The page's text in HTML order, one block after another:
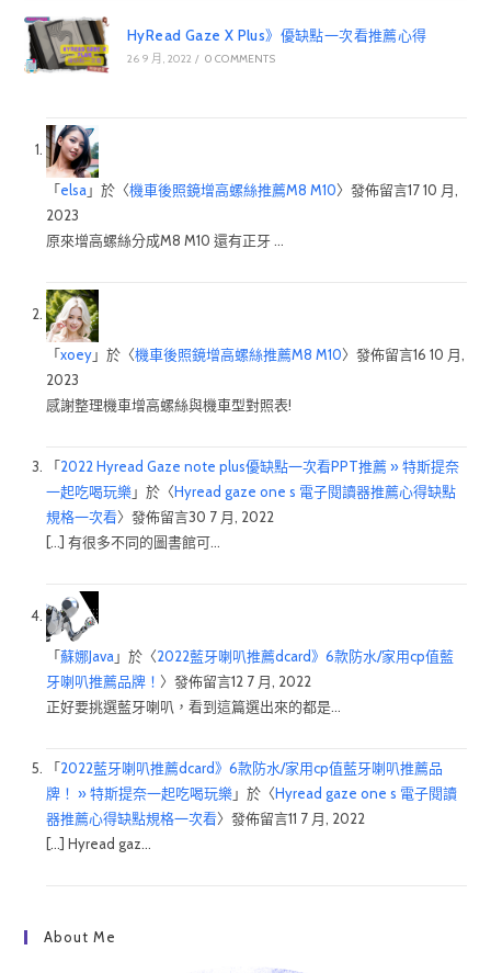
HyRead Gaze X Plus》優缺點一次看推薦心得
26 9 月, 2022 / 0 COMMENTS
「elsa 」於〈機車後照鏡增高螺絲推薦M8 M10〉發佈留言17 10 月,
2023
原來增高螺絲分成M8 M10 還有正牙 …
「xoey」於〈機車後照鏡增高螺絲推薦M8 M10〉發佈留言16 10 月,
2023
感謝整理機車增高螺絲與機車型對照表!
「2022 Hyread Gaze note plus優缺點一次看PPT推薦 » 特斯提奈
一起吃喝玩樂」於〈Hyread gaze one s 電子閱讀器推薦心得缺點
規格一次看〉發佈留言30 7 月, 2022
[…] 有很多不同的圖書館可…
「蘇娜Java 」於〈2022藍牙喇叭推薦dcard》6款防水/家用cp值藍
牙喇叭推薦品牌！ 〉發佈留言12 7 月, 2022
正好要挑選藍牙喇叭，看到這篇選出來的都是…
「2022藍牙喇叭推薦dcard》6款防水/家用cp值藍牙喇叭推薦品
牌！ » 特斯提奈一起吃喝玩樂」於〈Hyread gaze one s 電子閱讀
器推薦心得缺點規格一次看〉發佈留言11 7 月, 2022
[…] Hyread gaz…
About Me